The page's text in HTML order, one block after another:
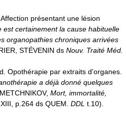
présentant une lésion
est certainement la cause habituelle
organopathies chroniques arrivées
STÉVENIN ds Nouv. Traité Méd.
Opothérapie par extraits d'organes.
a déjà donné quelques
. METCHNIKOV, Mort, immortalité,
p.264 ds QUEM. DDL t.10).